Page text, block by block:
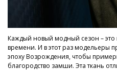
Каждый новый модный сезон – это
времени. И в этот раз модельеры
эпоху Возрождения, чтобы
благородство замши. Эта ткань